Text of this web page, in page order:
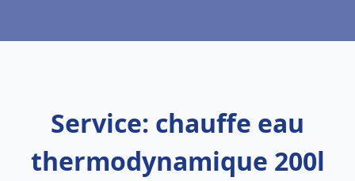
Service: chauffe eau
thermodynamique 200l